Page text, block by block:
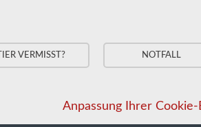
TIER VERMISST? NOTFALL
Anpassung Ihrer Cookie-